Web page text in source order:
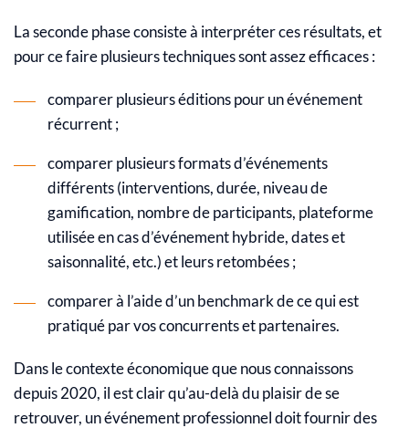
La seconde phase consiste à interpréter ces résultats, et
pour ce faire plusieurs techniques sont assez efficaces :
comparer plusieurs éditions pour un événement
récurrent ;
comparer plusieurs formats d’événements
différents (interventions, durée, niveau de
gamification, nombre de participants, plateforme
utilisée en cas d’événement hybride, dates et
saisonnalité, etc.) et leurs retombées ;
comparer à l’aide d’un benchmark de ce qui est
pratiqué par vos concurrents et partenaires.
Dans le contexte économique que nous connaissons
depuis 2020, il est clair qu’au-delà du plaisir de se
retrouver, un événement professionnel doit fournir des